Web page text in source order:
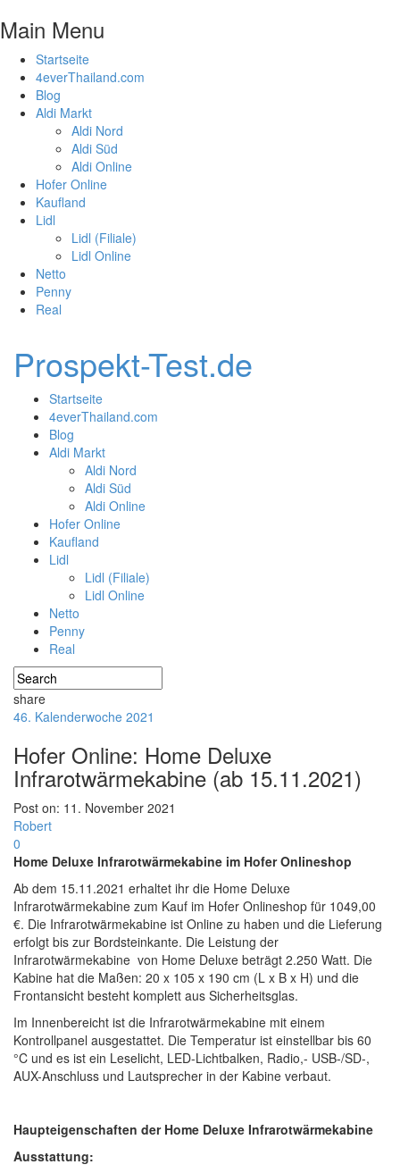
Main Menu
Startseite
4everThailand.com
Blog
Aldi Markt
Aldi Nord
Aldi Süd
Aldi Online
Hofer Online
Kaufland
Lidl
Lidl (Filiale)
Lidl Online
Netto
Penny
Real
Prospekt-Test.de
Startseite
4everThailand.com
Blog
Aldi Markt
Aldi Nord
Aldi Süd
Aldi Online
Hofer Online
Kaufland
Lidl
Lidl (Filiale)
Lidl Online
Netto
Penny
Real
share
46. Kalenderwoche 2021
Hofer Online: Home Deluxe
Infrarotwärmekabine (ab 15.11.2021)
Post on: 11. November 2021
Robert
0
Home Deluxe Infrarotwärmekabine im Hofer Onlineshop
Ab dem 15.11.2021 erhaltet ihr die Home Deluxe
Infrarotwärmekabine zum Kauf im Hofer Onlineshop für 1049,00
€. Die Infrarotwärmekabine ist Online zu haben und die Lieferung
erfolgt bis zur Bordsteinkante. Die Leistung der
Infrarotwärmekabine von Home Deluxe beträgt 2.250 Watt. Die
Kabine hat die Maßen: 20 x 105 x 190 cm (L x B x H) und die
Frontansicht besteht komplett aus Sicherheitsglas.
Im Innenbereicht ist die Infrarotwärmekabine mit einem
Kontrollpanel ausgestattet. Die Temperatur ist einstellbar bis 60
°C und es ist ein Leselicht, LED-Lichtbalken, Radio,- USB-/SD-,
AUX-Anschluss und Lautsprecher in der Kabine verbaut.
Haupteigenschaften der Home Deluxe Infrarotwärmekabine
Ausstattung: